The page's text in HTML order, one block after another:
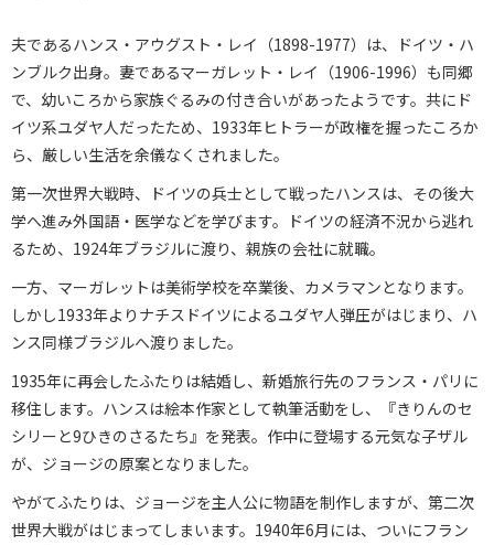
夫であるハンス・アウグスト・レイ（1898-1977）は、ドイツ・ハ
ンブルク出身。妻であるマーガレット・レイ（1906-1996）も同郷
で、幼いころから家族ぐるみの付き合いがあったようです。共にド
イツ系ユダヤ人だったため、1933年ヒトラーが政権を握ったころか
ら、厳しい生活を余儀なくされました。
第一次世界大戦時、ドイツの兵士として戦ったハンスは、その後大
学へ進み外国語・医学などを学びます。ドイツの経済不況から逃れ
るため、1924年ブラジルに渡り、親族の会社に就職。
一方、マーガレットは美術学校を卒業後、カメラマンとなります。
しかし1933年よりナチスドイツによるユダヤ人弾圧がはじまり、ハ
ンス同様ブラジルへ渡りました。
1935年に再会したふたりは結婚し、新婚旅行先のフランス・パリに
移住します。ハンスは絵本作家として執筆活動をし、『きりんのセ
シリーと9ひきのさるたち』を発表。作中に登場する元気な子ザル
が、ジョージの原案となりました。
やがてふたりは、ジョージを主人公に物語を制作しますが、第二次
世界大戦がはじまってしまいます。1940年6月には、ついにフラン